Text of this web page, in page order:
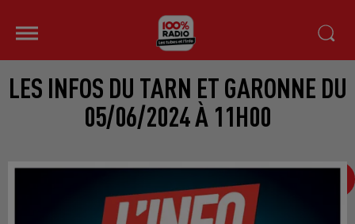
LES INFOS DU TARN ET GARONNE DU
05/06/2024 À 11H00